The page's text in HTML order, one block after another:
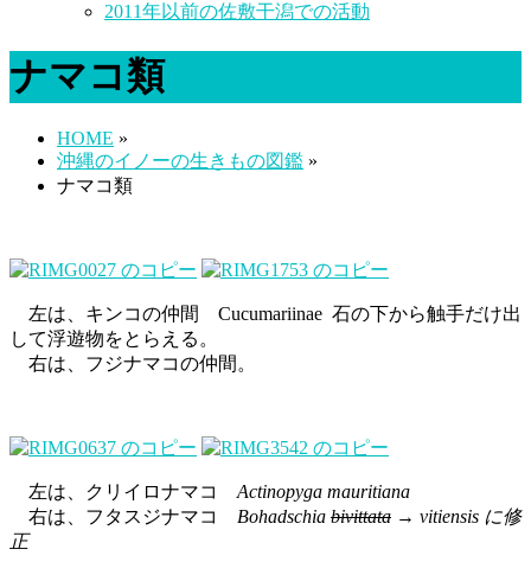
2011年以前の佐敷干潟での活動
ナマコ類
HOME »
沖縄のイノーの生きもの図鑑 »
ナマコ類
左は、キンコの仲間 Cucumariinae 石の下から触手だけ出
して浮遊物をとらえる。
右は、フジナマコの仲間。
左は、クリイロナマコ Actinopyga mauritiana
右は、フタスジナマコ Bohadschia bivittata → vitiensis に修
正